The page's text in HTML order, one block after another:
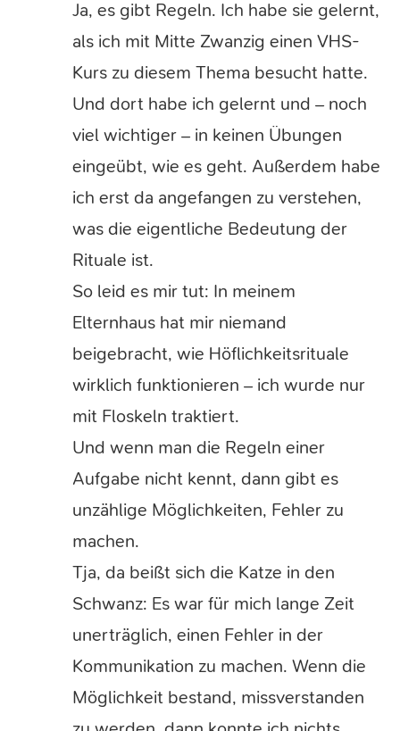
Ja, es gibt Regeln. Ich habe sie gelernt,
als ich mit Mitte Zwanzig einen VHS-
Kurs zu diesem Thema besucht hatte.
Und dort habe ich gelernt und – noch
viel wichtiger – in keinen Übungen
eingeübt, wie es geht. Außerdem habe
ich erst da angefangen zu verstehen,
was die eigentliche Bedeutung der
Rituale ist.
So leid es mir tut: In meinem
Elternhaus hat mir niemand
beigebracht, wie Höflichkeitsrituale
wirklich funktionieren – ich wurde nur
mit Floskeln traktiert.
Und wenn man die Regeln einer
Aufgabe nicht kennt, dann gibt es
unzählige Möglichkeiten, Fehler zu
machen.
Tja, da beißt sich die Katze in den
Schwanz: Es war für mich lange Zeit
unerträglich, einen Fehler in der
Kommunikation zu machen. Wenn die
Möglichkeit bestand, missverstanden